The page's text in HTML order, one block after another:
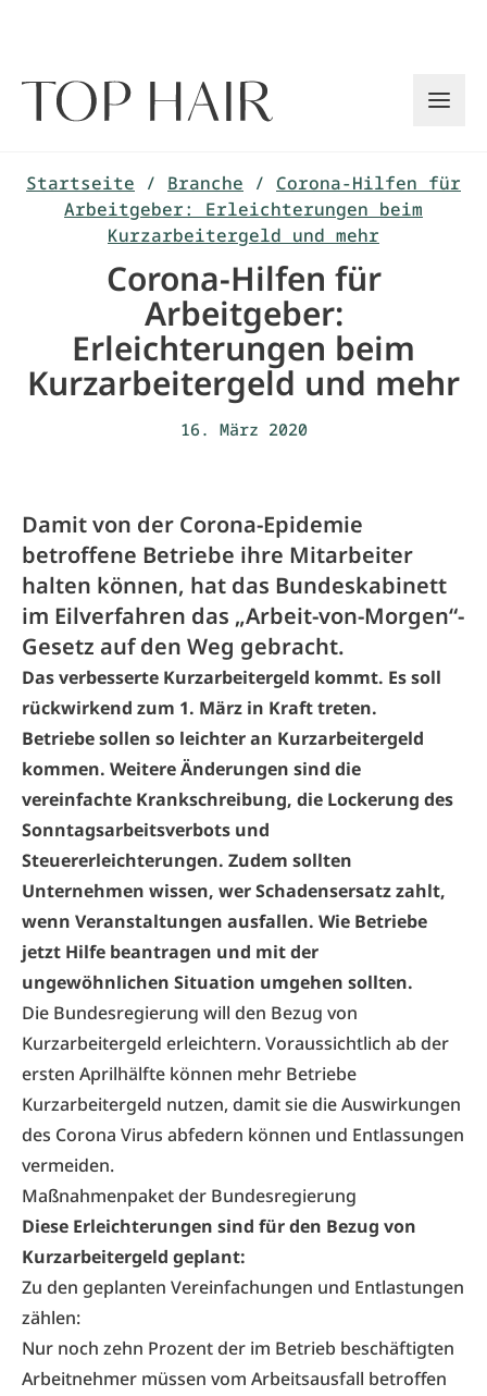
Startseite / Branche / Corona-Hilfen für
Arbeitgeber: Erleichterungen beim
Kurzarbeitergeld und mehr
Corona-Hilfen für
Arbeitgeber:
Erleichterungen beim
Kurzarbeitergeld und mehr
16. März 2020
Damit von der Corona-Epidemie
betroffene Betriebe ihre Mitarbeiter
halten können, hat das Bundeskabinett
im Eilverfahren das „Arbeit-von-Morgen“-
Gesetz auf den Weg gebracht.
Das verbesserte Kurzarbeitergeld kommt. Es soll
rückwirkend zum 1. März in Kraft treten.
Betriebe sollen so leichter an Kurzarbeitergeld
kommen. Weitere Änderungen sind die
vereinfachte Krankschreibung, die Lockerung des
Sonntagsarbeitsverbots und
Steuererleichterungen. Zudem sollten
Unternehmen wissen, wer Schadensersatz zahlt,
wenn Veranstaltungen ausfallen. Wie Betriebe
jetzt Hilfe beantragen und mit der
ungewöhnlichen Situation umgehen sollten.
Die Bundesregierung will den Bezug von
Kurzarbeitergeld erleichtern. Voraussichtlich ab der
ersten Aprilhälfte können mehr Betriebe
Kurzarbeitergeld nutzen, damit sie die Auswirkungen
des Corona Virus abfedern können und Entlassungen
vermeiden.
Maßnahmenpaket der Bundesregierung
Diese Erleichterungen sind für den Bezug von
Kurzarbeitergeld geplant:
Zu den geplanten Vereinfachungen und Entlastungen
zählen:
Nur noch zehn Prozent der im Betrieb beschäftigten
Arbeitnehmer müssen vom Arbeitsausfall betroffen